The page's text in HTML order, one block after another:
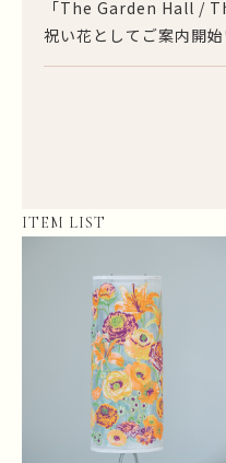
「The Garden Hall /
祝い花としてご案内開始
ITEM LIST